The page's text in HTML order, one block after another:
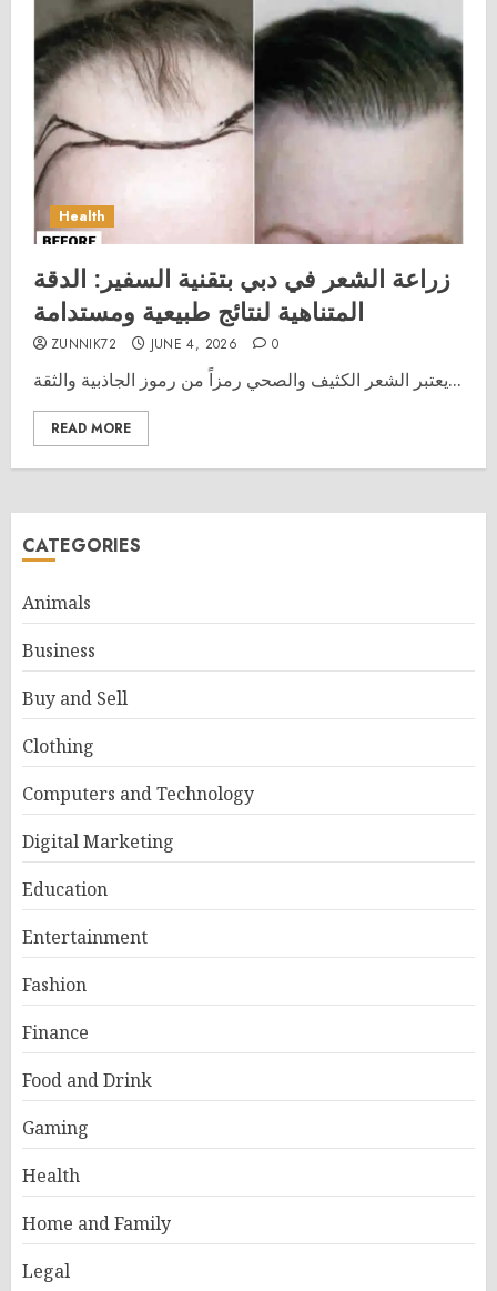
Health
زراعة الشعر في دبي بتقنية السفير: الدقة
المتناهية لنتائج طبيعية ومستدامة
ZUNNIK72 JUNE 4, 2026 0
يعتبر الشعر الكثيف والصحي رمزاً من رموز الجاذبية والثقة...
READ MORE
CATEGORIES
Animals
Business
Buy and Sell
Clothing
Computers and Technology
Digital Marketing
Education
Entertainment
Fashion
Finance
Food and Drink
Gaming
Health
Home and Family
Legal